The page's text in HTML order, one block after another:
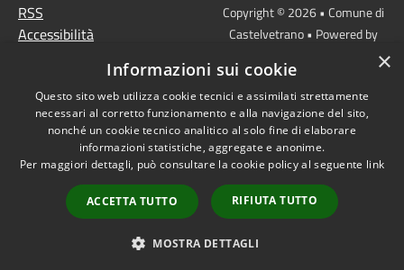
RSS
Accessibilità
Mappa del sito
Link
Protocollo Urbi Smart
Cedolino Online
Posta elettronica
ordinaria
Copyright © 2026 • Comune di
Castelvetrano • Powered by
redazione
×
Informazioni sui cookie
Questo sito web utilizza cookie tecnici e assimilati strettamente
necessari al corretto funzionamento e alla navigazione del sito,
nonché un cookie tecnico analitico al solo fine di elaborare
informazioni statistiche, aggregate e anonime.
Per maggiori dettagli, può consultare la cookie policy al seguente link
ACCETTA TUTTO RIFIUTA TUTTO
MOSTRA DETTAGLI